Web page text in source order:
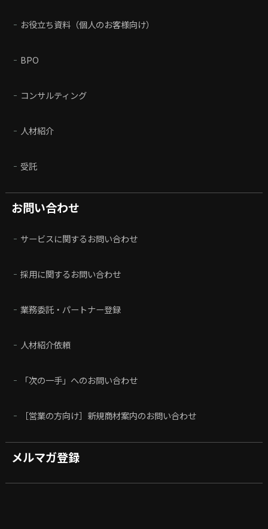
お役立ち資料（個人のお客様向け）
BPO
コンサルティング
人材紹介
受託
お問い合わせ
サービスに関するお問い合わせ
採用に関するお問い合わせ
業務委託・パートナー登録
人材紹介依頼
「次の一手」へのお問い合わせ
［営業の方向け］新規商材案内のお問い合わせ
メルマガ登録